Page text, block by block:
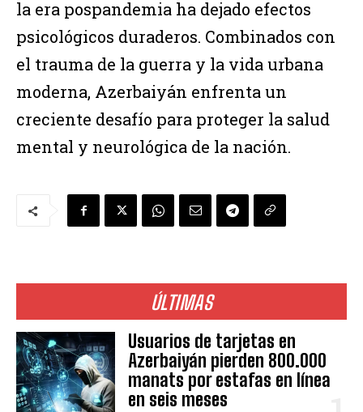
ÚLTIMAS
Usuarios de tarjetas en
Azerbaiyán pierden 800.000
manats por estafas en línea
en seis meses
la era pospandemia ha dejado efectos
psicológicos duraderos. Combinados con
el trauma de la guerra y la vida urbana
moderna, Azerbaiyán enfrenta un
creciente desafío para proteger la salud
mental y neurológica de la nación.